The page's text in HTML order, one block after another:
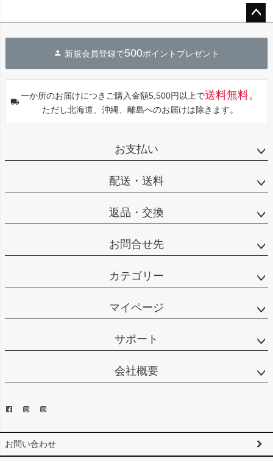
へ
新規会員登録で500ポイントプレゼント
一か所のお届けにつきご購入金額5,500円以上で送料無料。
ただし北海道、沖縄、離島へのお届けは除きます。
お支払い
配送・送料
返品・交換
お問合せ先
カテゴリー
マイページ
サポート
会社概要
お問い合わせ